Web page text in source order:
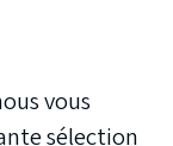
vous
sélection